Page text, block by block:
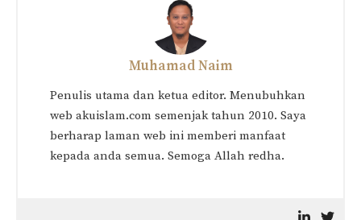
KEPUTIHAN: Hukumnya
Dari Sudut Islam & Ibadah
Hukum Solat Dengan Baju
Yang Terkena Percikan Air
Jalanan